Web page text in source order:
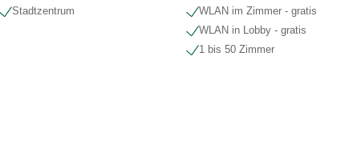
Stadtzentrum
WLAN im Zimmer - gratis
WLAN in Lobby - gratis
1 bis 50 Zimmer